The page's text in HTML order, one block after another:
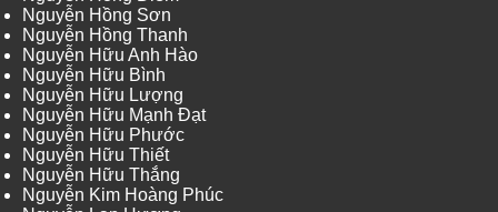
Nguyễn Hồng Sơn
Nguyễn Hồng Thanh
Nguyễn Hữu Anh Hào
Nguyễn Hữu Bình
Nguyễn Hữu Lượng
Nguyễn Hữu Mạnh Đạt
Nguyễn Hữu Phước
Nguyễn Hữu Thiết
Nguyễn Hữu Thắng
Nguyễn Kim Hoàng Phúc